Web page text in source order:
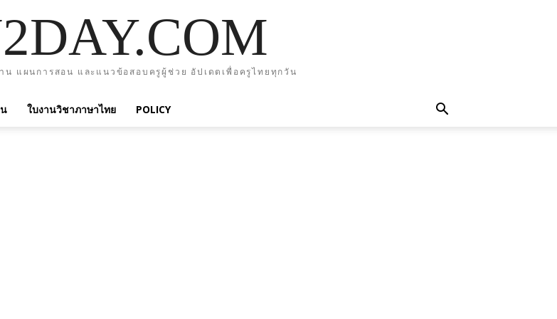
น แผนการสอน และแนวข้อสอบครูผู้ช่วย อัปเดตเพื่อครูไทยทุกวัน
ใบงานวิชาภาษาไทย POLICY